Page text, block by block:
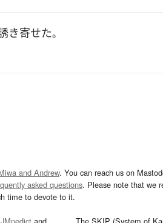
き寄せた。
and Andrew. You can reach us on
asked questions. Please note that we
time to devote to it.